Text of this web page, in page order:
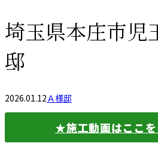
埼玉県本庄市
邸
2026.01.12Ａ様邸
★施工動画はここ